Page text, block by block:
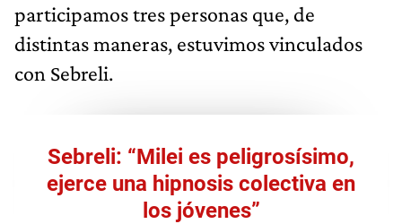
participamos tres personas que, de
distintas maneras, estuvimos vinculados
con Sebreli.
Sebreli: “Milei es peligrosísimo,
ejerce una hipnosis colectiva en
los jóvenes”